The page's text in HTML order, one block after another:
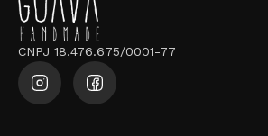
CNPJ 18.476.675/0001-77